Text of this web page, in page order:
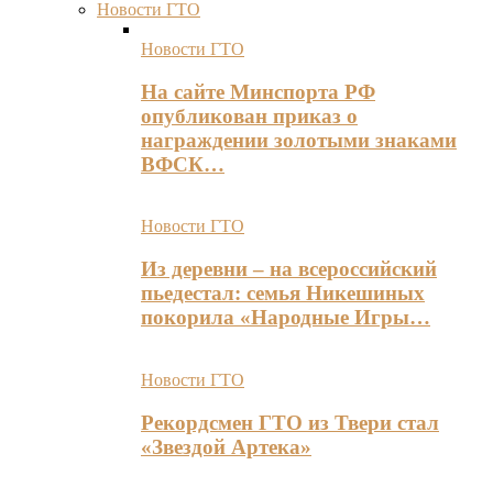
Новости ГТО
Новости ГТО
На сайте Минспорта РФ
опубликован приказ о
награждении золотыми знаками
ВФСК…
Новости ГТО
Из деревни – на всероссийский
пьедестал: семья Никешиных
покорила «Народные Игры…
Новости ГТО
Рекордсмен ГТО из Твери стал
«Звездой Артека»